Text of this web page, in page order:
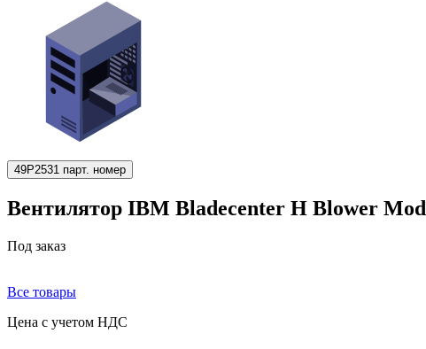
49P2531 парт. номер
Вентилятор IBM Bladecenter H Blower
Под заказ
Все товары
Цена с учетом НДС